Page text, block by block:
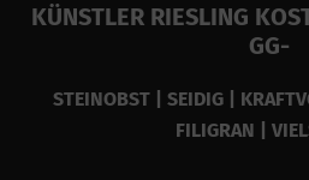
KÜNSTLER RIESLING
GG-
STEINOBST | SEIDIG |
FILIGRAN |